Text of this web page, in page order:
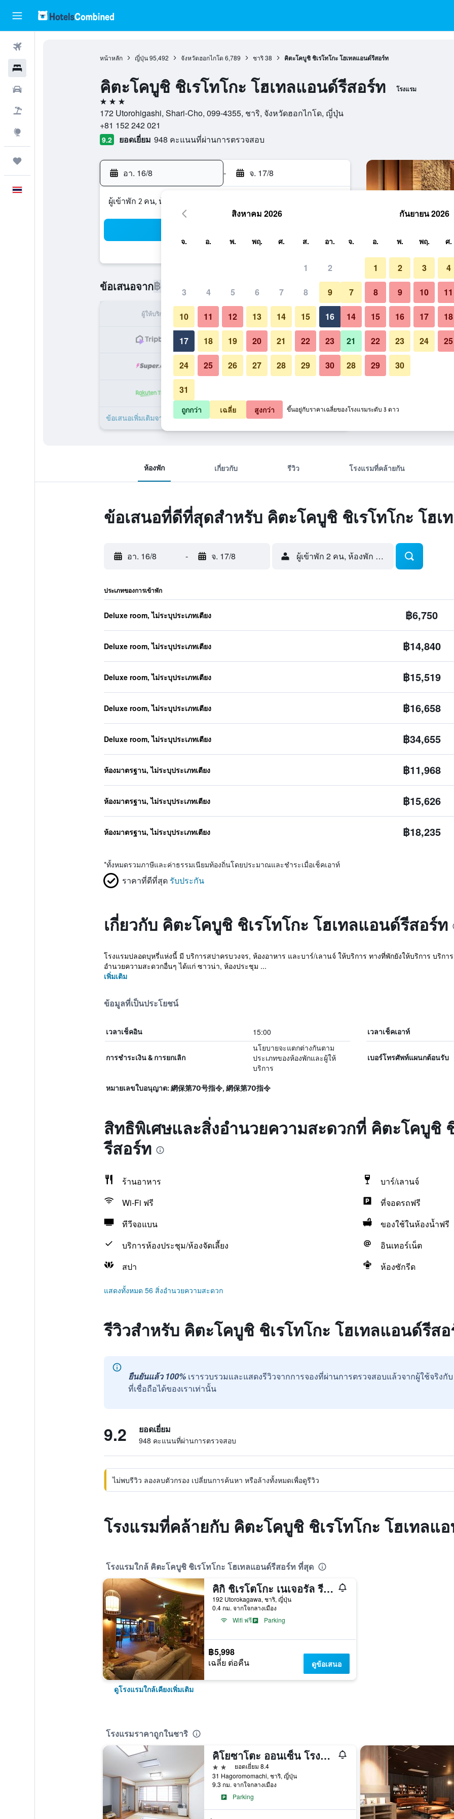
หน้าหลัก ญี่ปุ่น 95,492 จังหวัดฮอกไกโด 6,789 ชาริ 38 คิตะโคบูชิ ชิเรโทโกะ โฮเทลแอนด์รีสอร์ท
คิตะโคบูชิ ชิเรโทโกะ โฮเทลแอนด์รีสอร์ท โรงแรม
3 ดาว
172 Utorohigashi, Shari-Cho, 099-4355, ชาริ, จังหวัดฮอกไกโด, ญี่ปุ่น
+81 152 242 021
9.2 ยอดเยี่ยม 948 คะแนนที่ผ่านการตรวจสอบ
อา. 16/8 - จ. 17/8
ผู้เข้าพัก 2 คน, ห้องพัก 1 ห้อง
ข้อเสนอจาก฿6,750
ผู้ให้บริการ ทั้งหมด (ต่อคืน)
฿6,750 เช็คดีล
฿11,968 เช็คดีล
ข้อเสนอเพิ่มเติมจาก คิตะโคบูชิ ชิเรโทโกะ โฮเทลแอนด์รีสอร์ท 8 รายการ
ห้องครัว
รูปภาพของ คิตะโคบูชิ ชิเรโทโก
ห้องพัก เกี่ยวกับ รีวิว โรงแรมที่คล้ายกัน
ข้อเสนอที่ดีที่สุดสำหรับ คิตะโคบูชิ ชิเรโทโกะ โฮเ
อา. 16/8 - จ. 17/8 ผู้เข้าพัก 2 คน, ห้องพัก 1 ห้อง
ประเภทของการเข้าพัก
Deluxe room, ไม่ระบุประเภทเตียง ฿6,750
Deluxe room, ไม่ระบุประเภทเตียง ฿14,840
Deluxe room, ไม่ระบุประเภทเตียง ฿15,519
Deluxe room, ไม่ระบุประเภทเตียง ฿16,658
Deluxe room, ไม่ระบุประเภทเตียง ฿34,655
ห้องมาตรฐาน, ไม่ระบุประเภทเตียง ฿11,968
ห้องมาตรฐาน, ไม่ระบุประเภทเตียง ฿15,626
ห้องมาตรฐาน, ไม่ระบุประเภทเตียง ฿18,235
*ทั้งหมดรวมภาษีและค่าธรรมเนียมท้องถิ่นโดยประมาณและชำระเมื่อเช็คเอาท์
ราคาที่ดีที่สุด รับประกัน
เกี่ยวกับ คิตะโคบูชิ ชิเรโทโกะ โฮเทลแอนด์รีสอร์ท
โรงแรมปลอดบุหรี่แห่งนี้ มี บริการสปาครบวงจร, ห้องอาหาร และบาร์/เลานจ์ ให้บริการ ทางที่พักยังให้บริการ บริก
อำนวยความสะดวกอื่นๆ ได้แก่ ซาวน่า, ห้องประชุม ...
เพิ่มเติม
ข้อมูลที่เป็นประโยชน์
เวลาเช็คอิน 15:00 เวลาเช็คเอาท์
การชำระเงิน & การยกเลิก
นโยบายจะแตกต่างกันตาม
ประเภทของห้องพักและผู้ให้
บริการ
เบอร์โทรศัพท์แผนกต้อนรับ
หมายเลขใบอนุญาต: 網保第70号指令, 網保第70指令
สิทธิพิเศษและสิ่งอำนวยความสะดวกที่ คิตะโคบูชิ
รีสอร์ท
ร้านอาหาร
บาร์/เลานจ์
Wi-Fi ฟรี
ที่จอดรถฟรี
ทีวีจอแบน
ของใช้ในห้องน้ำฟรี
บริการห้องประชุม/ห้องจัดเลี้ยง
อินเทอร์เน็ต
สปา
ห้องซักรีด
แสดงทั้งหมด 56 สิ่งอำนวยความสะดวก
รีวิวสำหรับ คิตะโคบูชิ ชิเรโทโกะ โฮเทลแอนด์รีส
ยืนยันแล้ว 100% เรารวบรวมและแสดงรีวิวจากการจองที่ผ่านการตรวจสอบแล้วจากผู้ใช้จริง
ที่เชื่อถือได้ของเราเท่านั้น
9.2 ยอดเยี่ยม
948 คะแนนที่ผ่านการตรวจสอบ
ไม่พบรีวิว ลองลบตัวกรอง เปลี่ยนการค้นหา หรือล้างทั้งหมดเพื่อดูรีวิว
โรงแรมที่คล้ายกับ คิตะโคบูชิ ชิเรโทโกะ โฮเทลแ
โรงแรมใกล้ คิตะโคบูชิ ชิเรโทโกะ โฮเทลแอนด์รีสอร์ท ที่สุด
คิกิ ชิเรโตโกะ เนเจอรัล รีสอร์ท
192 Utorokagawa, ชาริ, ญี่ปุ่น
0.4 กม. จากใจกลางเมือง
Wifi ฟรี
Parking
฿5,998
เฉลี่ย ต่อคืน ดูข้อเสนอ
ดูโรงแรมใกล้เคียงเพิ่มเติม
โรงแรมราคาถูกในชาริ
คิโยซาโตะ ออนเซ็น โรงแรม เรียวคุเซโซ
2 ดาว
ยอดเยี่ยม 8.4
31 Hagoromomachi, ชาริ, ญี่ปุ่น
9.3 กม. จากใจกลางเมือง
Parking
สิงหาคม 2026
จ. อ. พ. พฤ. ศ. ส. อา.
1 2
3 4 5 6 7 8 9
10 11 12 13 14 15 16
17 18 19 20 21 22 23
24 25 26 27 28 29 30
31
กันยายน 2026
จ. อ. พ. พฤ. ศ.
1 2 3 4
7 8 9 10 11
14 15 16 17 18
21 22 23 24 25
28 29 30
ถูกกว่า เฉลี่ย สูงกว่า ขึ้นอยู่กับราคาเฉลี่ยของโรงแรมระดับ 3 ดาว